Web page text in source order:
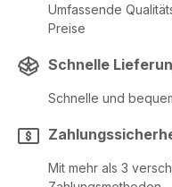
Umfassende
Preise
Schnelle
Schnelle und
Mit mehr als 3